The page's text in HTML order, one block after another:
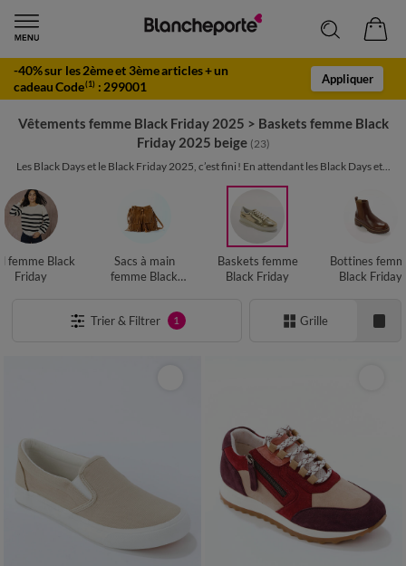
-40% sur les 2ème et 3ème articles + un
cadeau Code(1) : 299001
Appliquer
Vêtements femme Black Friday 2025 > Baskets femme Black
Friday 2025 beige (23)
Les Black Days et le Black Friday 2025, c’est fini ! En attendant les Black Days et...
femme Black
Friday
Sacs à main
femme Black
Baskets femme
Black Friday
Bottines
Black Friday
Trier & Filtrer 1 Grille